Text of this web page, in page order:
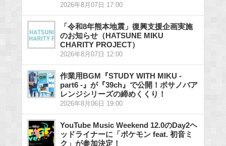
2026年8月07日 17:00
「令和8年熊本地震」復興支援企画実施
のお知らせ（HATSUNE MIKU
CHARITY PROJECT）
2026年8月07日 12:00
作業用BGM『STUDY WITH MIKU -
part6 -』が『39ch』で公開！ボサノバア
レンジシリーズの締めくくり！
2026年8月06日 19:00
YouTube Music Weekend 12.0のDay2ヘ
ッドライナーに「ポケモン feat. 初音ミ
ク」が参加決定！